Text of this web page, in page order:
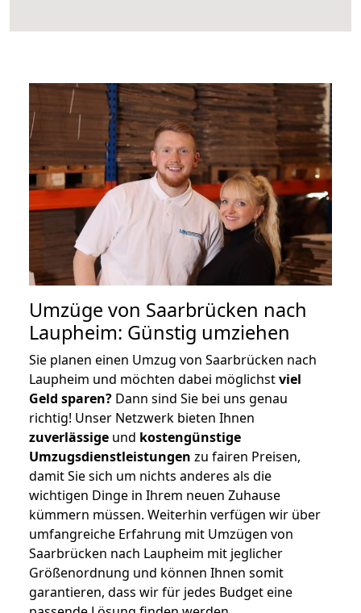
Umzüge von Saarbrücken nach
Laupheim: Günstig umziehen
Sie planen einen Umzug von Saarbrücken nach
Laupheim und möchten dabei möglichstviel
Geld sparen? Dann sind Sie bei uns genau
richtig! Unser Netzwerk bieten Ihnen
zuverlässige und kostengünstige
Umzugsdienstleistungen zu fairen Preisen,
damit Sie sich um nichts anderes als die
wichtigen Dinge in Ihrem neuen Zuhause
kümmern müssen. Weiterhin verfügen wir über
umfangreiche Erfahrung mit Umzügen von
Saarbrücken nach Laupheim mit jeglicher
Größenordnung und können Ihnen somit
garantieren, dass wir für jedes Budget eine